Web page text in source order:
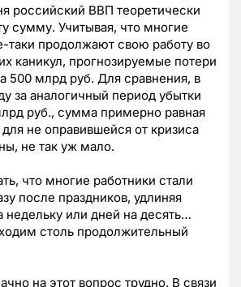
российский ВВП теоретически
сумму. Учитывая, что многие
таки продолжают свою работу во
каникул, прогнозируемые потери
500 млрд руб. Для сравнения, в
за аналогичный период убытки
руб., сумма примерно равная
не оправившейся от кризиса
не так уж мало.
что многие работники стали
после праздников, удлиняя
недельку или дней на десять…
столь продолжительный
на этот вопрос трудно. В связи